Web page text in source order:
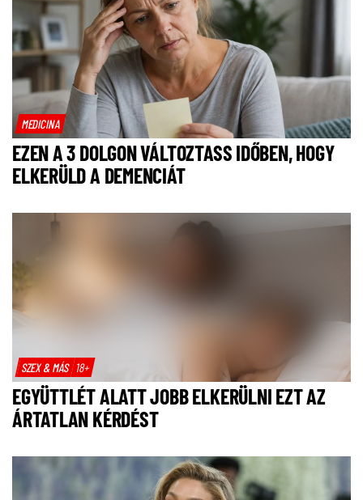
MEDICINA
EZEN A 3 DOLGON VÁLTOZTASS IDŐBEN, HOGY
ELKERÜLD A DEMENCIÁT
SZEX & MÁS 18+
EGYÜTTLÉT ALATT JOBB ELKERÜLNI EZT AZ
ÁRTATLAN KÉRDÉST